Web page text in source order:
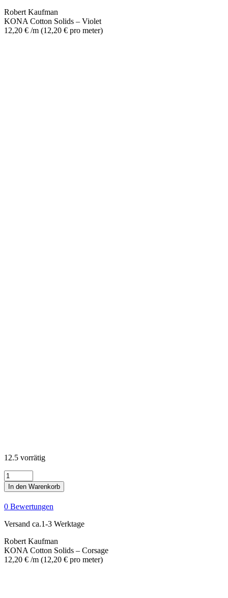
Robert Kaufman
KONA Cotton Solids – Violet
12,20 € /m (12,20 € pro meter)
12.5 vorrätig
KONA
Cotton
Solids
-
Corsage
Menge
In den Warenkorb
0 Bewertungen
Versand ca.1-3 Werktage
Robert Kaufman
KONA Cotton Solids – Corsage
12,20 € /m (12,20 € pro meter)